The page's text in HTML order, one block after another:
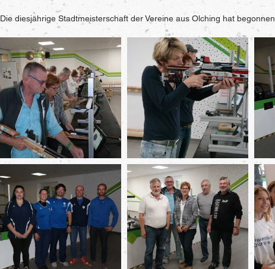
Die diesjährige Stadtmeisterschaft der Vereine aus Olching hat begonnen.